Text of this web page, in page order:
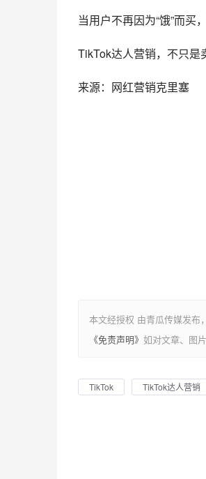
当用户不再因为“饿”而买
TikTok达人营销，不只是
来源：网红营销克里塞
本文经授权 由青瓜传媒发布
《免责声明》 如对文章、图
TikTok TikTok达人营销